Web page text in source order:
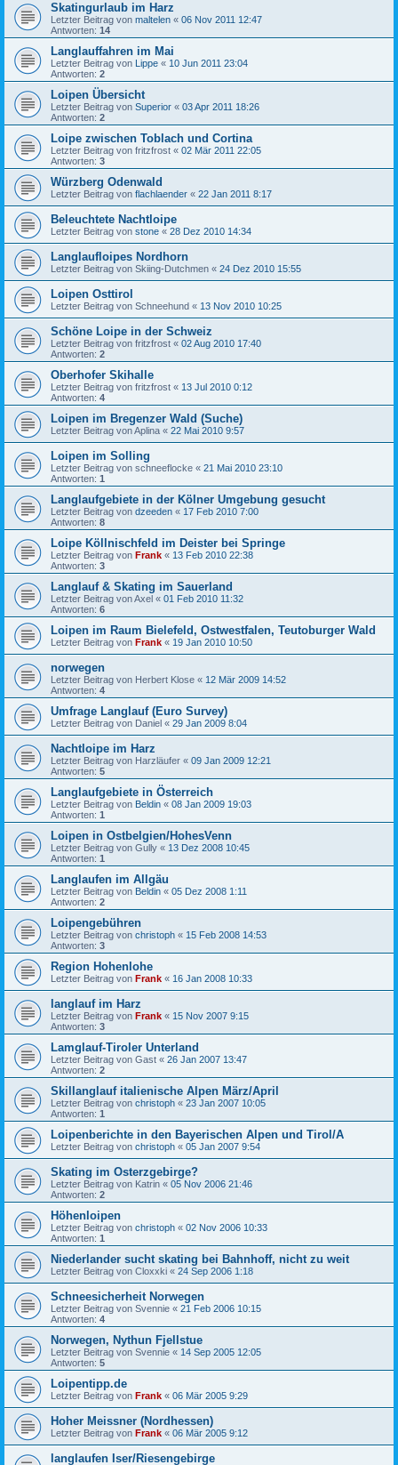
Skatingurlaub im Harz
Letzter Beitrag von maltelen « 06 Nov 2011 12:47
Antworten: 14
Langlauffahren im Mai
Letzter Beitrag von Lippe « 10 Jun 2011 23:04
Antworten: 2
Loipen Übersicht
Letzter Beitrag von Superior « 03 Apr 2011 18:26
Antworten: 2
Loipe zwischen Toblach und Cortina
Letzter Beitrag von fritzfrost « 02 Mär 2011 22:05
Antworten: 3
Würzberg Odenwald
Letzter Beitrag von flachlaender « 22 Jan 2011 8:17
Beleuchtete Nachtloipe
Letzter Beitrag von stone « 28 Dez 2010 14:34
Langlaufloipes Nordhorn
Letzter Beitrag von Skiing-Dutchmen « 24 Dez 2010 15:55
Loipen Osttirol
Letzter Beitrag von Schneehund « 13 Nov 2010 10:25
Schöne Loipe in der Schweiz
Letzter Beitrag von fritzfrost « 02 Aug 2010 17:40
Antworten: 2
Oberhofer Skihalle
Letzter Beitrag von fritzfrost « 13 Jul 2010 0:12
Antworten: 4
Loipen im Bregenzer Wald (Suche)
Letzter Beitrag vonAplina « 22 Mai 2010 9:57
Loipen im Solling
Letzter Beitrag von schneeflocke « 21 Mai 2010 23:10
Antworten: 1
Langlaufgebiete in der Kölner Umgebung gesucht
Letzter Beitrag von dzeeden « 17 Feb 2010 7:00
Antworten: 8
Loipe Köllnischfeld im Deister bei Springe
Letzter Beitrag von Frank « 13 Feb 2010 22:38
Antworten: 3
Langlauf & Skating im Sauerland
Letzter Beitrag vonAxel « 01 Feb 2010 11:32
Antworten: 6
Loipen im Raum Bielefeld, Ostwestfalen, Teutoburger Wald
Letzter Beitrag von Frank « 19 Jan 2010 10:50
norwegen
Letzter Beitrag von Herbert Klose « 12 Mär 2009 14:52
Antworten: 4
Umfrage Langlauf (Euro Survey)
Letzter Beitrag von Daniel « 29 Jan 2009 8:04
Nachtloipe im Harz
Letzter Beitrag von Harzläufer « 09 Jan 2009 12:21
Antworten: 5
Langlaufgebiete in Österreich
Letzter Beitrag von Beldin « 08 Jan 2009 19:03
Antworten: 1
Loipen in Ostbelgien/HohesVenn
Letzter Beitrag von Gully « 13 Dez 2008 10:45
Antworten: 1
Langlaufen im Allgäu
Letzter Beitrag von Beldin « 05 Dez 2008 1:11
Antworten: 2
Loipengebühren
Letzter Beitrag von christoph « 15 Feb 2008 14:53
Antworten: 3
Region Hohenlohe
Letzter Beitrag von Frank « 16 Jan 2008 10:33
langlauf im Harz
Letzter Beitrag von Frank « 15 Nov 2007 9:15
Antworten: 3
Lamglauf-Tiroler Unterland
Letzter Beitrag von Gast « 26 Jan 2007 13:47
Antworten: 2
Skillanglauf italienische Alpen März/April
Letzter Beitrag von christoph « 23 Jan 2007 10:05
Antworten: 1
Loipenberichte in den Bayerischen Alpen und Tirol/A
Letzter Beitrag von christoph « 05 Jan 2007 9:54
Skating im Osterzgebirge?
Letzter Beitrag von Katrin « 05 Nov 2006 21:46
Antworten: 2
Höhenloipen
Letzter Beitrag von christoph « 02 Nov 2006 10:33
Antworten: 1
Niederlander sucht skating bei Bahnhoff, nicht zu weit
Letzter Beitrag von Cloxxki « 24 Sep 2006 1:18
Schneesicherheit Norwegen
Letzter Beitrag von Svennie « 21 Feb 2006 10:15
Antworten: 4
Norwegen, Nythun Fjellstue
Letzter Beitrag von Svennie « 14 Sep 2005 12:05
Antworten: 5
Loipentipp.de
Letzter Beitrag von Frank « 06 Mär 2005 9:29
Hoher Meissner (Nordhessen)
Letzter Beitrag von Frank « 06 Mär 2005 9:12
langlaufen Iser/Riesengebirge